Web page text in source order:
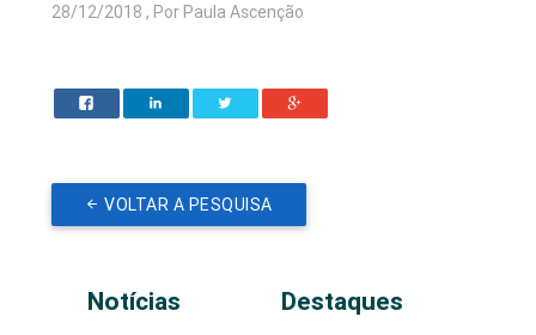
28/12/2018 , Por Paula Ascenção
VOLTAR A PESQUISA
Notícias Destaques